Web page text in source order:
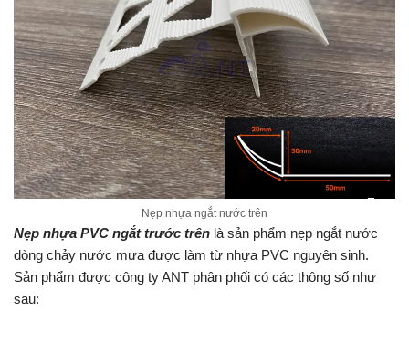
Nẹp nhựa ngắt nước trên
Nẹp nhựa PVC ngắt trước trên là sản phẩm nẹp ngắt nước
dòng chảy nước mưa được làm từ nhựa PVC nguyên sinh.
Sản phẩm được công ty ANT phân phối có các thông số như
sau: